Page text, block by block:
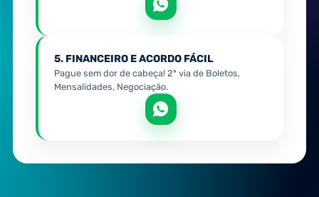
5. FINANCEIRO E ACORDO FÁCIL
Pague sem dor de cabeça! 2ª via de Boletos,
Mensalidades, Negociação.